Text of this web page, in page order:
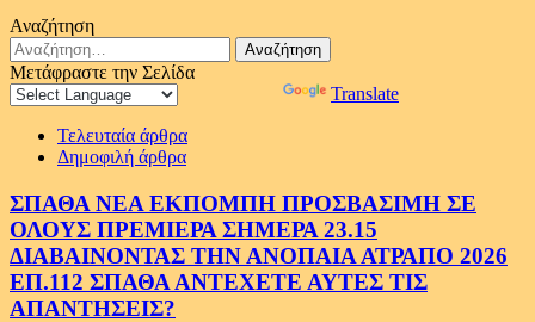
Αναζήτηση
Αναζήτηση
για:
Μετάφραστε την Σελίδα
Translate
Τελευταία άρθρα
Δημοφιλή άρθρα
ΣΠΑΘΑ ΝΕΑ ΕΚΠΟΜΠΗ ΠΡΟΣΒΑΣΙΜΗ ΣΕ
ΟΛΟΥΣ ΠΡΕΜΙΕΡΑ ΣΗΜΕΡΑ 23.15
ΔΙΑΒΑΙΝΟΝΤΑΣ ΤΗΝ ΑΝΟΠΑΙΑ ΑΤΡΑΠΟ 2026
ΕΠ.112 ΣΠΑΘΑ ΑΝΤΕΧΕΤΕ ΑΥΤΕΣ ΤΙΣ
ΑΠΑΝΤΗΣΕΙΣ?